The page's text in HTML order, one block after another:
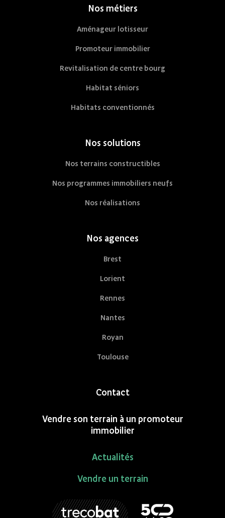
Nos métiers
Aménageur lotisseur
Promoteur immobilier
Revitalisation de centre bourg
Habitat séniors
Habitats conventionnés
Nos solutions
Nos terrains constructibles
Nos programmes immobiliers neufs
Nos réalisations
Nos agences
Brest
Lorient
Rennes
Nantes
Royan
Toulouse
Contact
Vendre son terrain à un promoteur
immobilier
Actualités
Vendre un terrain